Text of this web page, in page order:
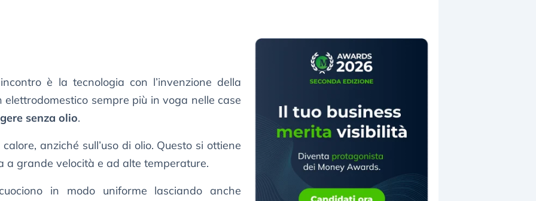
è la tecnologia con l’invenzione della
elettrodomestico sempre più in voga nelle case
senza olio.
anziché sull’uso di olio. Questo si ottiene
a grande velocità e ad alte temperature.
in modo uniforme lasciando anche